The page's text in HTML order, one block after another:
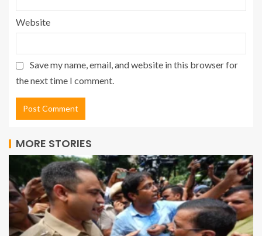
Website
Save my name, email, and website in this browser for
the next time I comment.
MORE STORIES